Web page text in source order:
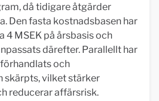
då tidigare åtgärder
Den fasta kostnadsbasen har
4 MSEK på årsbasis och
därefter. Parallellt har
och
skärpts, vilket stärker
reducerar affärsrisk.